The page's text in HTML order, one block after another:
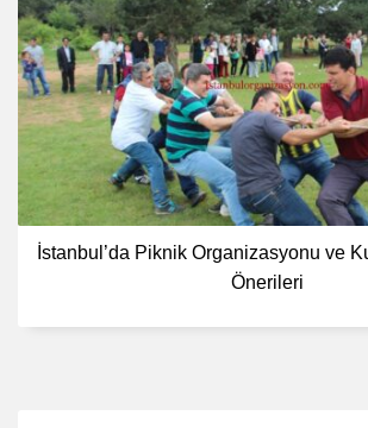
İstanbul’da Piknik Organizasyonu ve
Önerileri